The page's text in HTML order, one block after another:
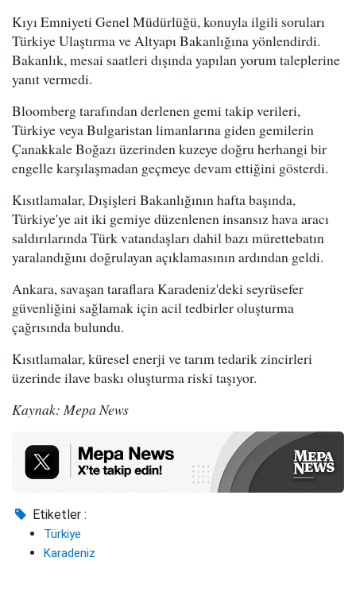
Kıyı Emniyeti Genel Müdürlüğü, konuyla ilgili soruları
Türkiye Ulaştırma ve Altyapı Bakanlığına yönlendirdi.
Bakanlık, mesai saatleri dışında yapılan yorum taleplerine
yanıt vermedi.
Bloomberg tarafından derlenen gemi takip verileri,
Türkiye veya Bulgaristan limanlarına giden gemilerin
Çanakkale Boğazı üzerinden kuzeye doğru herhangi bir
engelle karşılaşmadan geçmeye devam ettiğini gösterdi.
Kısıtlamalar, Dışişleri Bakanlığının hafta başında,
Türkiye'ye ait iki gemiye düzenlenen insansız hava aracı
saldırılarında Türk vatandaşları dahil bazı mürettebatın
yaralandığını doğrulayan açıklamasının ardından geldi.
Ankara, savaşan taraflara Karadeniz'deki seyrüsefer
güvenliğini sağlamak için acil tedbirler oluşturma
çağrısında bulundu.
Kısıtlamalar, küresel enerji ve tarım tedarik zincirleri
üzerinde ilave baskı oluşturma riski taşıyor.
Kaynak: Mepa News
Etiketler :
Türkiye
Karadeniz